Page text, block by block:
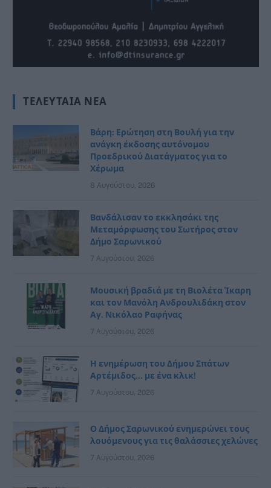
ΤΕΛΕΥΤΑΊΑ ΝΈΑ
Βάρη: Ερώτηση στη Βουλή για την
ανάγκη έκδοσης αυτόνομου
Προεδρικού Διατάγματος για το
Χέρωμα
8 Αυγούστου, 2026
Βανδάλισαν το εκκλησάκι της
Μεταμόρφωσης του Σωτήρος στον
Δήμο Σαρωνικού
7 Αυγούστου, 2026
Μουσική βραδιά με τη Βιολέτα Ίκαρη
και τον Μανόλη Ανδρουλιδάκη στον
Αγ. Νικόλαο Ραφήνας
7 Αυγούστου, 2026
Η ενημέρωση του Δήμου Σπάτων
Αρτέμιδος… με ένα κλικ!
7 Αυγούστου, 2026
Ο Δήμος Σαρωνικού ενημερώνει τους
λουόμενους για τις θαλάσσιες χελώνες
7 Αυγούστου, 2026